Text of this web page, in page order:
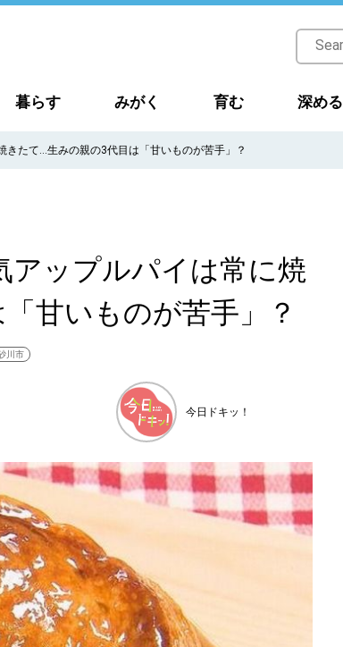
暮らす みがく 育む 深める
たて…生みの親の3代目は「甘いものが苦手」？
アップルパイは常に焼
甘いものが苦手」？
川市
今日ドキッ！